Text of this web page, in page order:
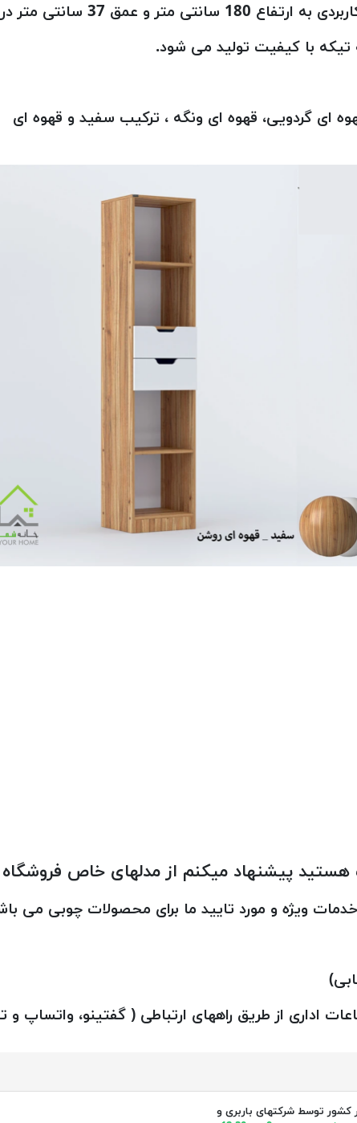
متر در رنگهای متنوع قابل سفارش می باشد.
ای گردویی، قهوه ای ونگه ، ترکیب سفید و قهوه ای
هستید پیشنهاد میکنم از مدلهای خاص فروشگاه
ویژه و مورد تایید ما برای محصولات چوبی می
اداری از طریق راههای ارتباطی ( گفتینو،
توسط شرکتهای باربری و